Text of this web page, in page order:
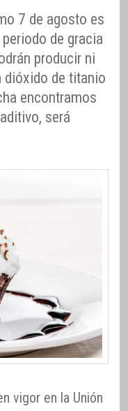
7 de agosto es
de gracia
producir ni
de titanio
encontramos
será
vigor en la Unión